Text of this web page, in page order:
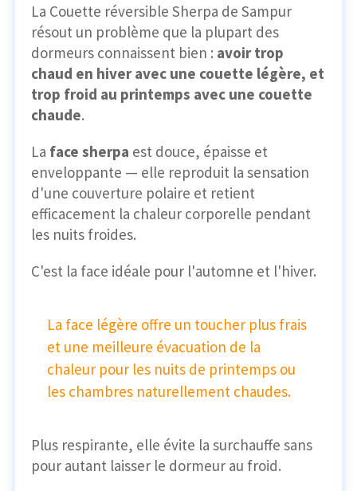
La Couette réversible Sherpa de Sampur
résout un problème que la plupart des
dormeurs connaissent bien : avoir trop
chaud en hiver avec une couette légère, et
trop froid au printemps avec une couette
chaude.
La face sherpa est douce, épaisse et
enveloppante — elle reproduit la sensation
d'une couverture polaire et retient
efficacement la chaleur corporelle pendant
les nuits froides.
C'est la face idéale pour l'automne et l'hiver.
La face légère offre un toucher plus frais
et une meilleure évacuation de la
chaleur pour les nuits de printemps ou
les chambres naturellement chaudes.
Plus respirante, elle évite la surchauffe sans
pour autant laisser le dormeur au froid.